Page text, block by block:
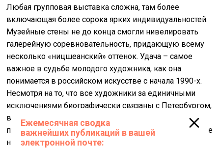
Любая групповая выставка сложна, там более
включающая более сорока ярких индивидуальностей.
Музейные стены не до конца смогли нивелировать
галерейную соревновательность, придающую всему
несколько «ницшеанский» оттенок. Удача – самое
важное в судьбе молодого художника, как она
понимается в российском искусстве с начала 1990-х.
Несмотря на то, что все художники за единичными
исключениями биографически связаны с Петербургом,
в творческой судьбе каждого большую роль играла и
продолжает играть Москва, и дело не только в оглядке
на столичные приоритеты и действующие там